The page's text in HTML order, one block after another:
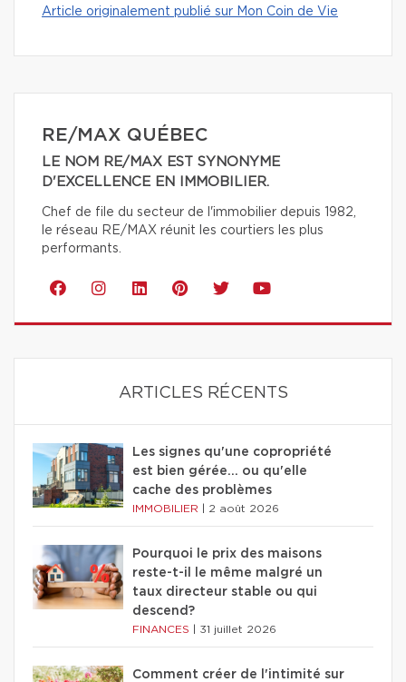
Article originalement publié sur Mon Coin de Vie
RE/MAX QUÉBEC
LE NOM RE/MAX EST SYNONYME
D'EXCELLENCE EN IMMOBILIER.
Chef de file du secteur de l'immobilier depuis 1982,
le réseau RE/MAX réunit les courtiers les plus
performants.
ARTICLES RÉCENTS
Les signes qu'une copropriété
est bien gérée… ou qu'elle
cache des problèmes
IMMOBILIER 2 août 2026
Pourquoi le prix des maisons
reste-t-il le même malgré un
taux directeur stable ou qui
descend?
FINANCES 31 juillet 2026
Comment créer de l'intimité sur